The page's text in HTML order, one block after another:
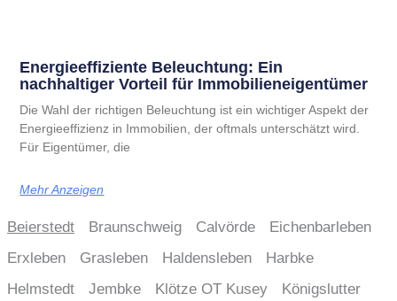
Energieeffiziente Beleuchtung: Ein
nachhaltiger Vorteil für Immobilieneigentümer
Die Wahl der richtigen Beleuchtung ist ein wichtiger Aspekt der
Energieeffizienz in Immobilien, der oftmals unterschätzt wird.
Für Eigentümer, die
Mehr Anzeigen
Beierstedt Braunschweig Calvörde
Eichenbarleben
Erxleben
Grasleben Haldensleben
Harbke
Helmstedt
Jembke Klötze OT Kusey
Königslutter